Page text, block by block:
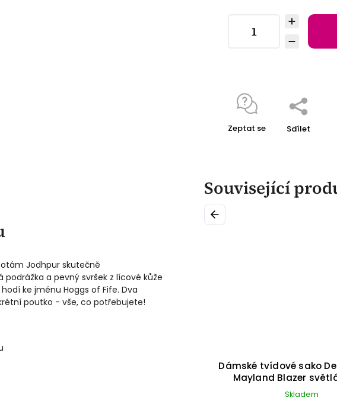
Zeptat se Sdílet
Jodhpur skutečně
a pevný svršek z lícové kůže
ke jménu Hoggs of Fife. Dva
poutko - vše, co potřebujete!
Související
Previous
Dámské tvídové sako
Mayland Blazer
Skladem